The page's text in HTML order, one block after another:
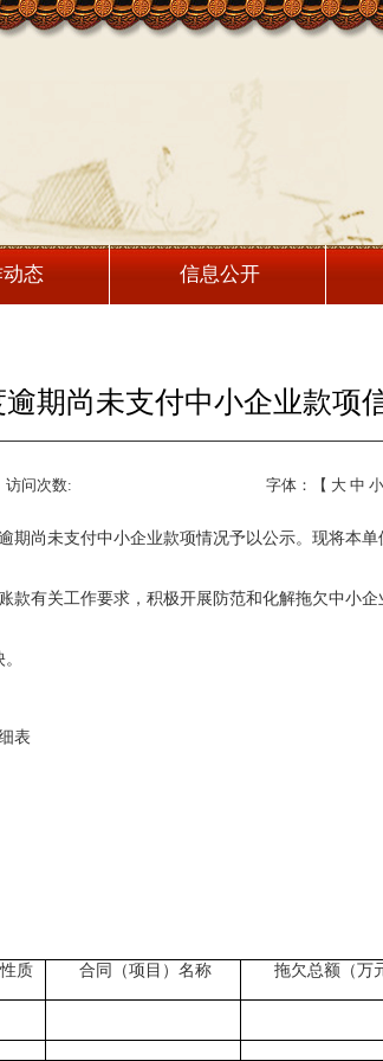
态 信息公开
期尚未支付中小企业款项
访问次数: 字体：【 大 中 小
尚未支付中小企业款项情况予以公示。现将本
有关工作要求，积极开展防范和化解拖欠中小
表
档
3月
质 合同（项目）名称 拖欠总额（万